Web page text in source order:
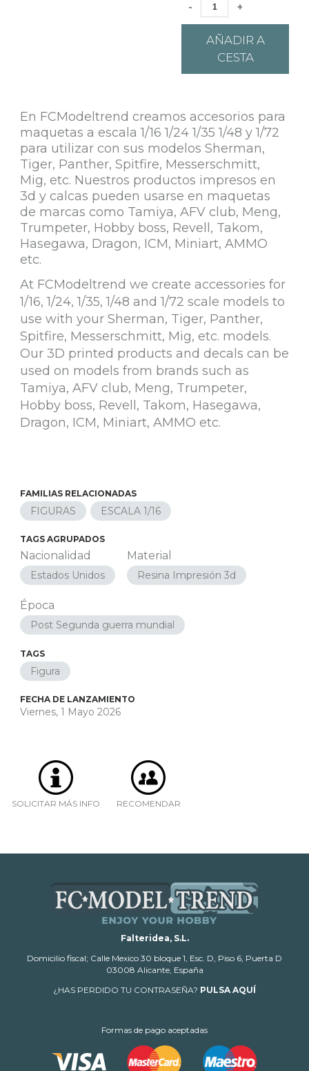
- +
AÑADIR A
CESTA
En FCModeltrend creamos accesorios para
maquetas a escala 1/16 1/24 1/35 1/48 y 1/72
para utilizar con sus modelos Sherman,
Tiger, Panther, Spitfire, Messerschmitt,
Mig, etc. Nuestros productos impresos en
3d y calcas pueden usarse en maquetas
de marcas como Tamiya, AFV club, Meng,
Trumpeter, Hobby boss, Revell, Takom,
Hasegawa, Dragon, ICM, Miniart, AMMO
etc.
At FCModeltrend we create accessories for
1/16, 1/24, 1/35, 1/48 and 1/72 scale models to
use with your Sherman, Tiger, Panther,
Spitfire, Messerschmitt, Mig, etc. models.
Our 3D printed products and decals can be
used on models from brands such as
Tamiya, AFV club, Meng, Trumpeter,
Hobby boss, Revell, Takom, Hasegawa,
Dragon, ICM, Miniart, AMMO etc.
FAMILIAS RELACIONADAS
FIGURAS ESCALA 1/16
TAGS AGRUPADOS
Nacionalidad
Estados Unidos
Material
Resina Impresión 3d
Época
Post Segunda guerra mundial
TAGS
Figura
FECHA DE LANZAMIENTO
Viernes, 1 Mayo 2026
SOLICITAR MÁS INFO RECOMENDAR
Falteridea, S.L.
Domicilio fiscal; Calle Mexico 30 bloque 1, Esc. D, Piso 6, Puerta D
03008 Alicante, España
¿HAS PERDIDO TU CONTRASEÑA? PULSA AQUÍ
Formas de pago aceptadas